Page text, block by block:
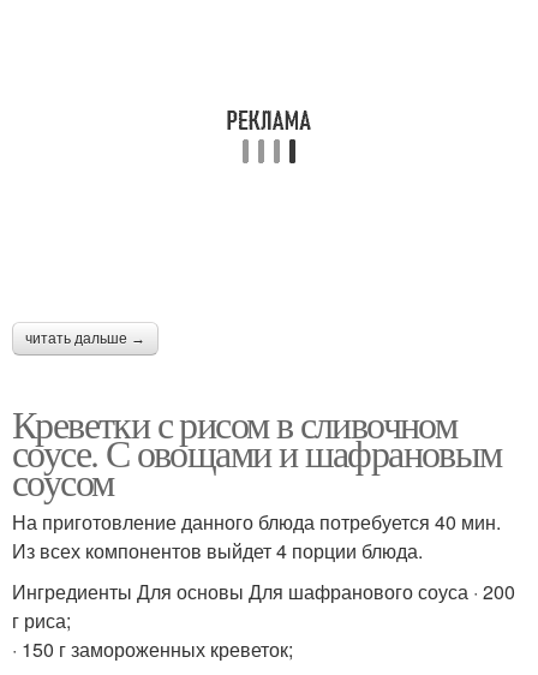
читать дальше →
Креветки с рисом в сливочном
соусе. С овощами и шафрановым
соусом
На приготовление данного блюда потребуется 40 мин.
Из всех компонентов выйдет 4 порции блюда.
Ингредиенты Для основы Для шафранового соуса · 200
г риса;
· 150 г замороженных креветок;